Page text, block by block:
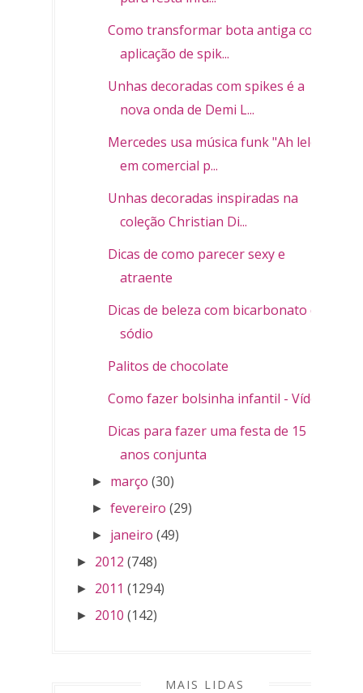
Como transformar bota antiga com
aplicação de spik...
Unhas decoradas com spikes é a
nova onda de Demi L...
Mercedes usa música funk "Ah lelek"
em comercial p...
Unhas decoradas inspiradas na
coleção Christian Di...
Dicas de como parecer sexy e
atraente
Dicas de beleza com bicarbonato de
sódio
Palitos de chocolate
Como fazer bolsinha infantil - Vídeo
Dicas para fazer uma festa de 15
anos conjunta
► março (30)
►fevereiro (29)
► janeiro (49)
► 2012 (748)
► 2011 (1294)
► 2010 (142)
MAIS LIDAS